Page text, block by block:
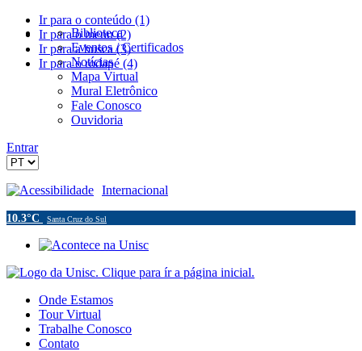
Ir para o conteúdo (1)
Ir para o menu (2)
Ir para a busca (3)
Ir para o rodapé (4)
Biblioteca
Eventos / Certificados
Notícias
Mapa Virtual
Mural Eletrônico
Fale Conosco
Ouvidoria
Entrar
Acessibilidade Internacional
10.3°C Santa Cruz do Sul
Onde Estamos
Tour Virtual
Trabalhe Conosco
Contato